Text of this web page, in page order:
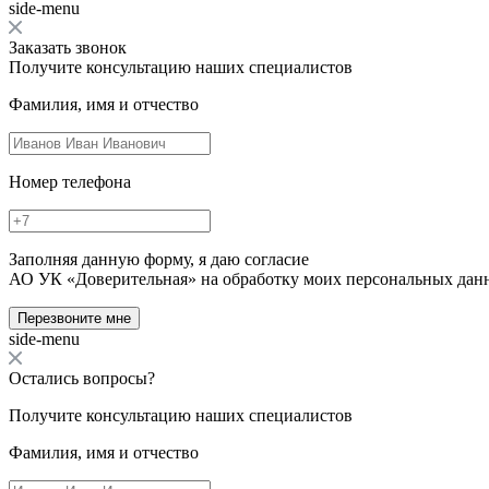
side-menu
Заказать звонок
Получите консультацию наших специалистов
Фамилия, имя и отчество
Номер телефона
Заполняя данную форму, я даю согласие
АО УК «Доверительная» на обработку моих персональных
Перезвоните мне
side-menu
Остались вопросы?
Получите консультацию наших специалистов
Фамилия, имя и отчество